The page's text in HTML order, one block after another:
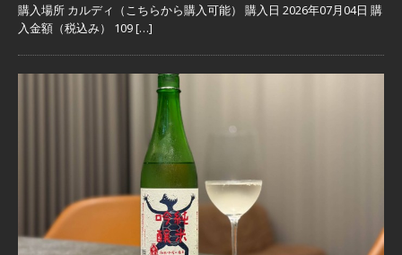
購入場所 カルディ（こちらから購入可能） 購入日 2026年07月04日 購
入金額（税込み） 109[…]